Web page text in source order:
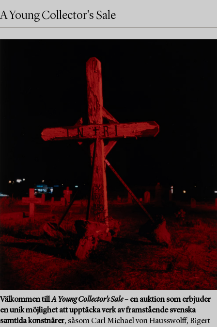
A Young Collector's Sale
Välkommen tillA Young Collector's Sale– en auktion som erbjuder
en unik möjlighet att upptäcka verk av framstående svenska
samtida konstnärer, såsom Carl Michael von Hausswolff, Bigert